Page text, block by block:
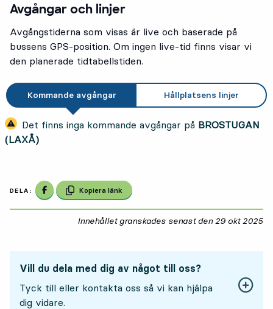
Avgångar och linjer
Avgångstiderna som visas är live och baserade på
bussens GPS-position. Om ingen live-tid finns visar vi
den planerade tidtabellstiden.
Kommande avgångar Hållplatsens linjer
Det finns inga kommande avgångar på BROSTUGAN
(LAXÅ)
DELA: Dela på Facebook
Kopiera länk
Innehållet granskades senast den 29 okt 2025
Vill du dela med dig av något till oss?
Tyck till eller kontakta oss så vi kan hjälpa
dig vidare.